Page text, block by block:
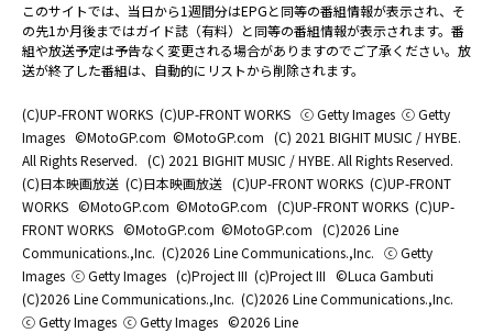
このサイトでは、当日から1週間分はEPGと同等の番組情報が表示され、そ
の先1か月後まではガイド誌（有料）と同等の番組情報が表示されます。番
組や放送予定は予告なく変更される場合がありますのでご了承ください。放
送が終了した番組は、自動的にリストから削除されます。
(C)UP-FRONT WORKS (C)UP-FRONT WORKS ⓒ Getty Images ⓒ Getty
Images ©MotoGP.com ©MotoGP.com (C) 2021 BIGHIT MUSIC / HYBE.
All Rights Reserved. (C) 2021 BIGHIT MUSIC / HYBE. All Rights Reserved.
(C)日本映画放送 (C)日本映画放送 (C)UP-FRONT WORKS (C)UP-FRONT
WORKS ©MotoGP.com ©MotoGP.com (C)UP-FRONT WORKS (C)UP-
FRONT WORKS ©MotoGP.com ©MotoGP.com (C)2026 Line
Communications.,Inc. (C)2026 Line Communications.,Inc. ⓒ Getty
Images ⓒ Getty Images (c)Project III (c)Project III ©Luca Gambuti
(C)2026 Line Communications.,Inc. (C)2026 Line Communications.,Inc.
ⓒ Getty Images ⓒ Getty Images ©2026 Line